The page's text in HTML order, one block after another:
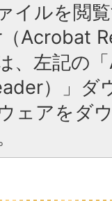
イルを閲
Acrobat
、左記の
）」ダ
ェアをダ